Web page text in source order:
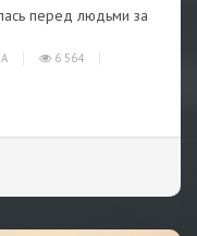
перед людьми за
6 564